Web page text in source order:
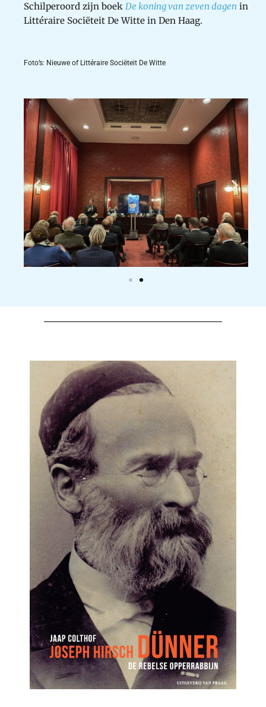
Schilperoord zijn boek De koning van zeven dagen in
Littéraire Sociëteit De Witte in Den Haag.
Foto’s: Nieuwe of Littéraire Sociëteit De Witte